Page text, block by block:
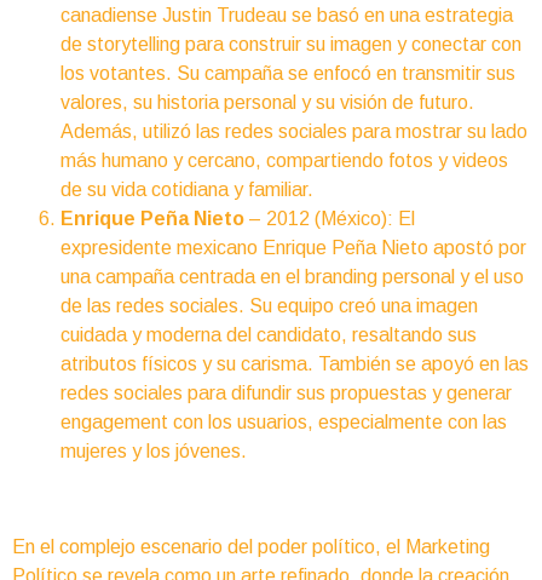
canadiense Justin Trudeau se basó en una estrategia
de storytelling para construir su imagen y conectar con
los votantes. Su campaña se enfocó en transmitir sus
valores, su historia personal y su visión de futuro.
Además, utilizó las redes sociales para mostrar su lado
más humano y cercano, compartiendo fotos y videos
de su vida cotidiana y familiar.
Enrique Peña Nieto – 2012 (México): El
expresidente mexicano Enrique Peña Nieto apostó por
una campaña centrada en el branding personal y el uso
de las redes sociales. Su equipo creó una imagen
cuidada y moderna del candidato, resaltando sus
atributos físicos y su carisma. También se apoyó en las
redes sociales para difundir sus propuestas y generar
engagement con los usuarios, especialmente con las
mujeres y los jóvenes.
En el complejo escenario del poder político, el Marketing
Político se revela como un arte refinado, donde la creación